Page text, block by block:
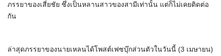
ภรรยาของเสี่ยชัย ซึ่งเป็นหลานสาวของสามีเท่านั้น แต่ก็ไม่เคยติดต่อ
กัน
ล่าสุดภรรยาของนายเหลนได้โพสต์เฟซบุ๊กส่วนตัวในวันนี้ (3 เมษายน)